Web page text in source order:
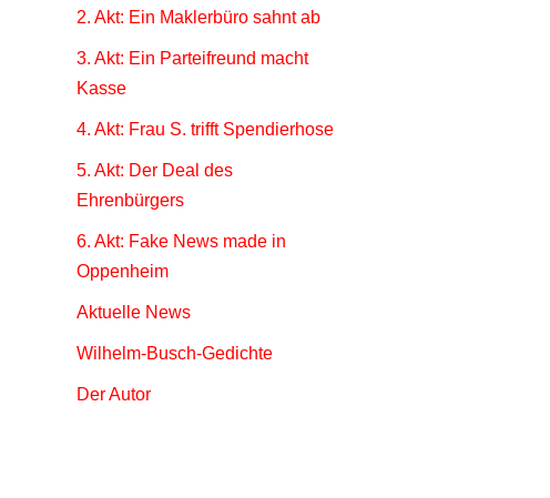
2. Akt: Ein Maklerbüro sahnt ab
3. Akt: Ein Parteifreund macht
Kasse
4. Akt: Frau S. trifft Spendierhose
5. Akt: Der Deal des
Ehrenbürgers
6. Akt: Fake News made in
Oppenheim
Aktuelle News
Wilhelm-Busch-Gedichte
Der Autor